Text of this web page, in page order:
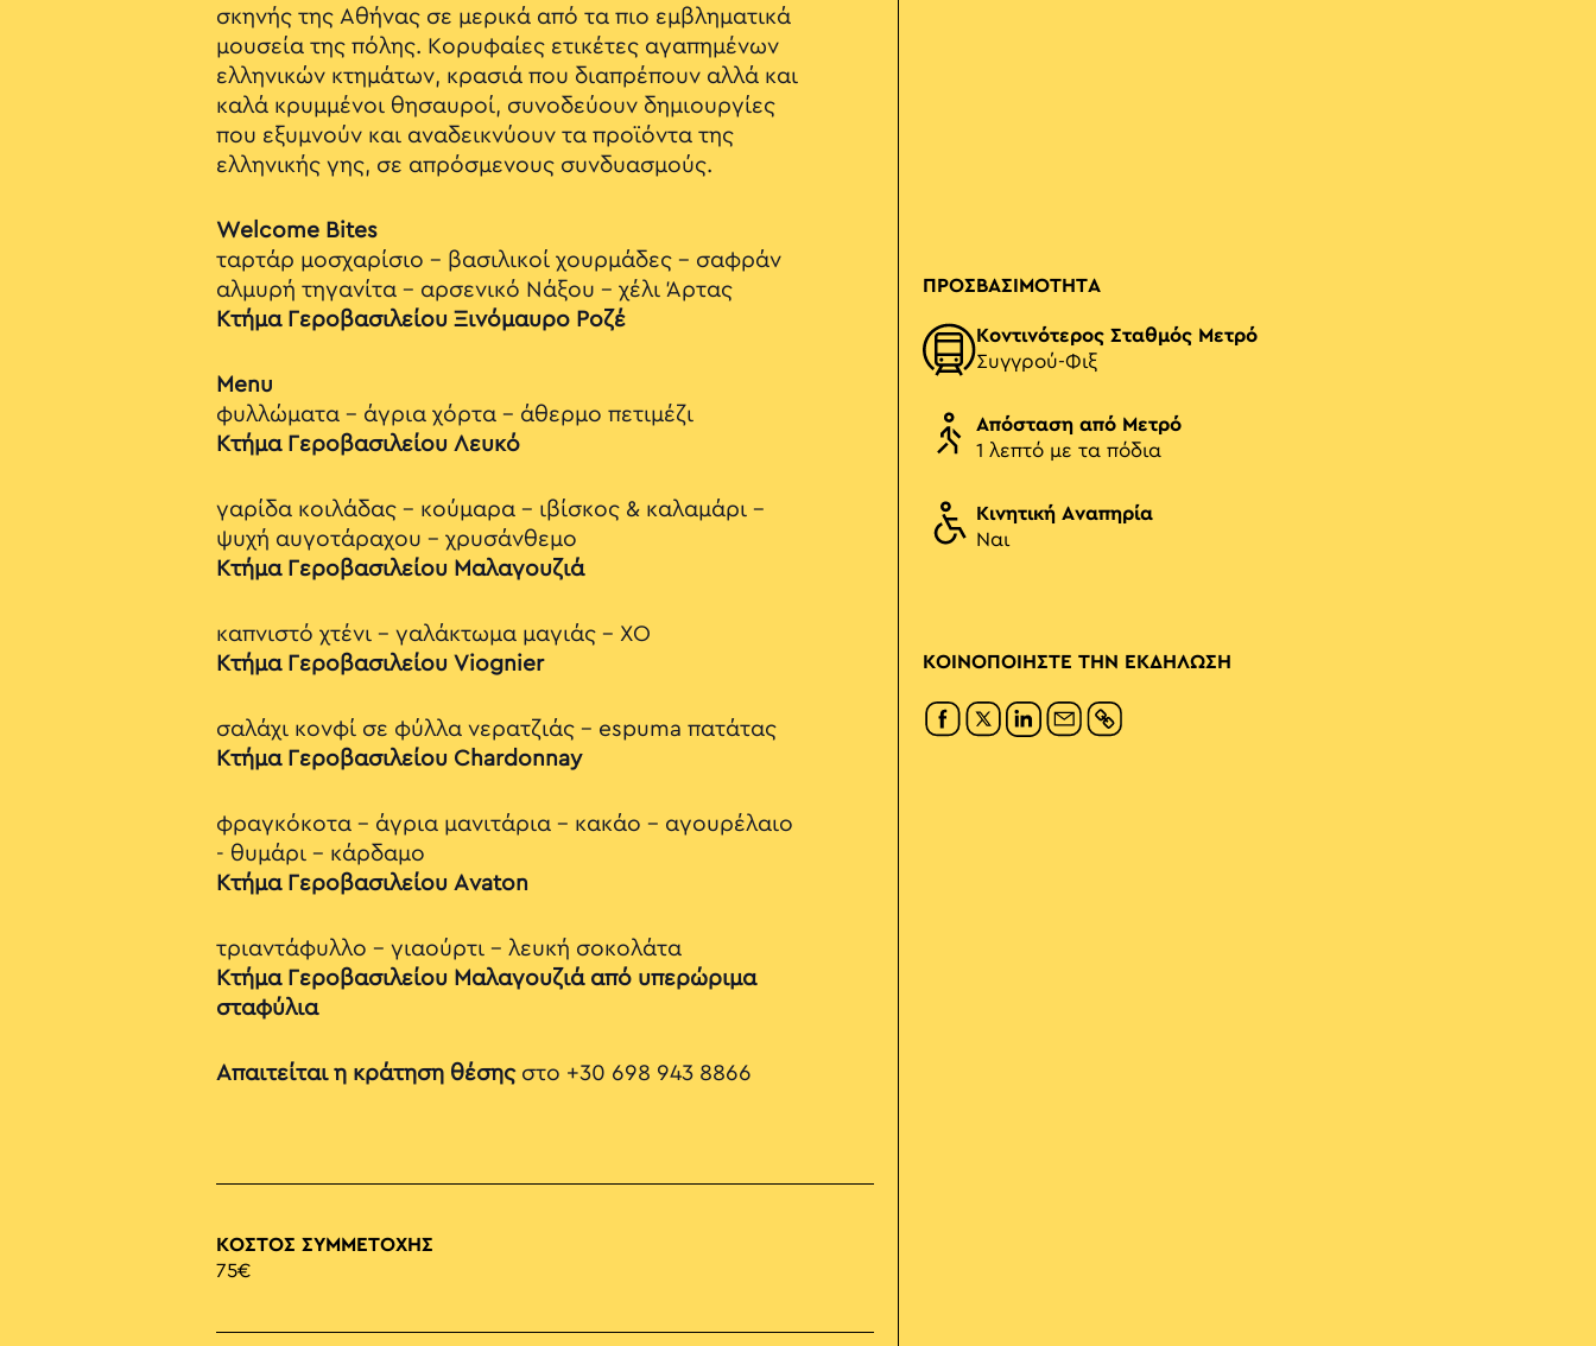
σκηνής της Αθήνας σε μερικά από τα πιο εμβληματικά
μουσεία της πόλης. Κορυφαίες ετικέτες αγαπημένων
ελληνικών κτημάτων, κρασιά που διαπρέπουν αλλά και
καλά κρυμμένοι θησαυροί, συνοδεύουν δημιουργίες
που εξυμνούν και αναδεικνύουν τα προϊόντα της
ελληνικής γης, σε απρόσμενους συνδυασμούς.
Welcome Bites
ταρτάρ μοσχαρίσιο - βασιλικοί χουρμάδες - σαφράν
αλμυρή τηγανίτα - αρσενικό Νάξου - χέλι Άρτας
Κτήμα Γεροβασιλείου Ξινόμαυρο Ροζέ
Menu
φυλλώματα - άγρια χόρτα - άθερμο πετιμέζι
Κτήμα Γεροβασιλείου Λευκό
γαρίδα κοιλάδας - κούμαρα - ιβίσκος & καλαμάρι -
ψυχή αυγοτάραχου - χρυσάνθεμο
Κτήμα Γεροβασιλείου Μαλαγουζιά
καπνιστό χτένι - γαλάκτωμα μαγιάς - XO
Κτήμα Γεροβασιλείου Viognier
σαλάχι κονφί σε φύλλα νερατζιάς - espuma πατάτας
Κτήμα Γεροβασιλείου Chardonnay
φραγκόκοτα - άγρια μανιτάρια - κακάο - αγουρέλαιο
- θυμάρι - κάρδαμο
Κτήμα Γεροβασιλείου Avaton
τριαντάφυλλο - γιαούρτι - λευκή σοκολάτα
Κτήμα Γεροβασιλείου Μαλαγουζιά από υπερώριμα
σταφύλια
Απαιτείται η κράτηση θέσης στο +30 698 943 8866
ΚΟΣΤΟΣ ΣΥΜΜΕΤΟΧΗΣ
75€
ΠΡΟΣΒΑΣΙΜΟΤΗΤΑ
Κοντινότερος Σταθμός Μετρό
Συγγρού-Φιξ
Απόσταση από Μετρό
1 λεπτό με τα πόδια
Κινητική Αναπηρία
Ναι
ΚΟΙΝΟΠΟΙΗΣΤΕ ΤΗΝ ΕΚΔΗΛΩΣΗ